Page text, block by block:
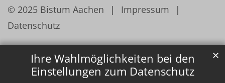
Ihre Wahlmöglichkeiten bei den
Einstellungen zum Datenschutz
✕
© 2025 Bistum Aachen
Impressum
Datenschutz